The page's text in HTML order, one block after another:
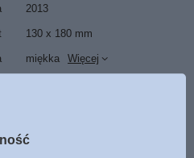
2013
130 x 180 mm
miękka Więcej
polski